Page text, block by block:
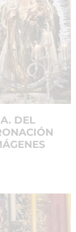
DEL